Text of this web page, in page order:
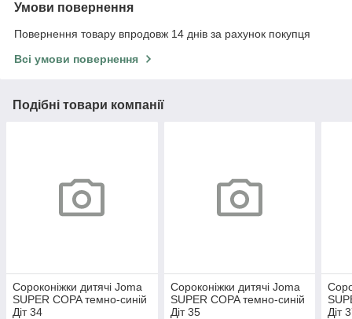
Умови повернення
Повернення товару впродовж 14 днів за рахунок покупця
Всі умови повернення
Подібні товари компанії
Сороконіжки дитячі Joma
SUPER COPA темно-синій
Діт 34
Сороконіжки дитячі Joma
SUPER COPA темно-синій
Діт 35
Діт